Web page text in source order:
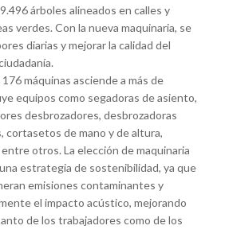
árboles alineados en calles y
verdes. Con la nueva maquinaria, se
diarias y mejorar la calidad del
máquinas asciende a más de
equipos como segadoras de asiento,
desbrozadores, desbrozadoras
cortasetos de mano y de altura,
otros. La elección de maquinaria
estrategia de sostenibilidad, ya que
emisiones contaminantes y
el impacto acústico, mejorando
de los trabajadores como de los